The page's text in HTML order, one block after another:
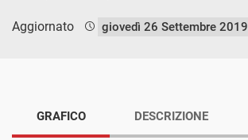
Aggiornato giovedì 26 Settembre 2019
GRAFICO DESCRIZIONE